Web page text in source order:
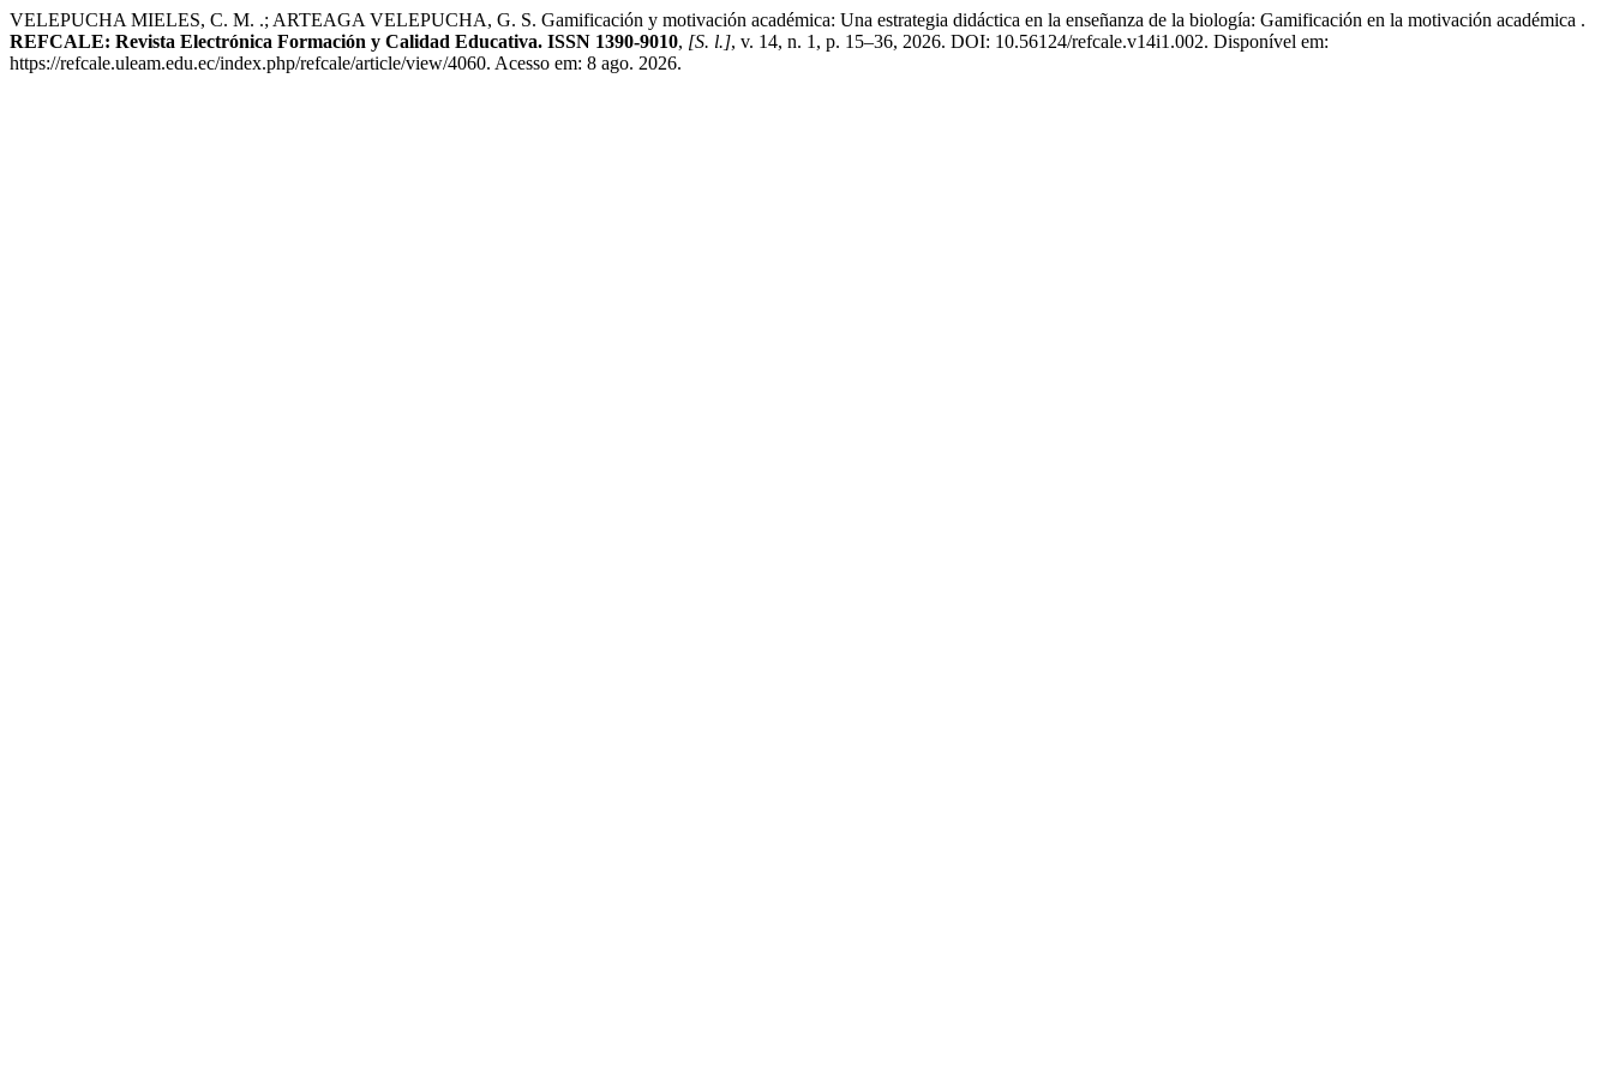
VELEPUCHA MIELES, C. M. .; ARTEAGA VELEPUCHA, G. S. Gamificación y motivación académica: Una estrategia didáctica en la enseñanza de la biología: Gamificación en la motivación académica .
REFCALE: Revista Electrónica Formación y Calidad Educativa. ISSN 1390-9010, [S. l.], v. 14, n. 1, p. 15–36, 2026. DOI: 10.56124/refcale.v14i1.002. Disponível em:
https://refcale.uleam.edu.ec/index.php/refcale/article/view/4060. Acesso em: 8 ago. 2026.